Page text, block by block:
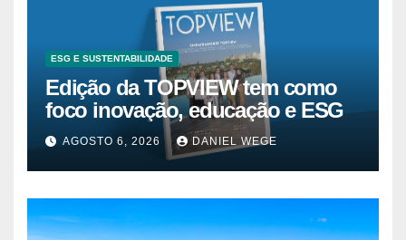
ESG E SUSTENTABILIDADE
Edição da TOPVIEW tem como
foco inovação, educação e ESG
AGOSTO 6, 2026 DANIEL WEGE